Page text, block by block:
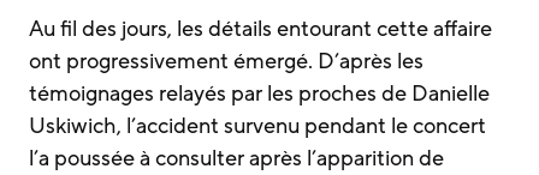
Au fil des jours, les détails entourant cette affaire
ont progressivement émergé. D’après les
témoignages relayés par les proches de Danielle
Uskiwich, l’accident survenu pendant le concert
l’a poussée à consulter après l’apparition de